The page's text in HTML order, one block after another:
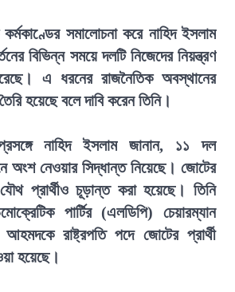
সমালোচনা করে নাহিদ ইসলাম
বিভিন্ন সময়ে দলটি নিজেদের নিয়ন্ত্রণ
এ ধরনের রাজনৈতিক অবস্থানের
হয়েছে বলে দাবি করেন তিনি।
প্রসঙ্গে নাহিদ ইসলাম জানান, ১১ দল
অংশ নেওয়ার সিদ্ধান্ত নিয়েছে। জোটের
প্রার্থীও চূড়ান্ত করা হয়েছে। তিনি
পার্টির (এলডিপি) চেয়ারম্যান
রাষ্ট্রপতি পদে জোটের প্রার্থী
হয়েছে।